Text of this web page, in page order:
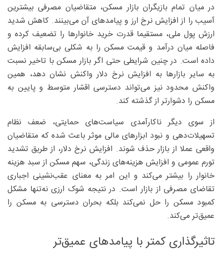
در میان تمام بازیگران بازار مسکن، متقاضیان مصرفی بیشترین
آسیب را از افزایش نرخ ارز و پیامدهای آن می‌بینند. کاهش شدید
ارزش پول ملی، مستقیما قدرت خرید خانوارها را تضعیف کرده و
فاصله میان درآمد و قیمت مسکن را به شکلی بی‌سابقه افزایش
داده است. در چنین شرایطی حتی اگر بازار مسکن با تاخیر نسبت
به سایر بازارها به افزایش نرخ دلار واکنش نشان دهد، همین
واکنش محدود نیز می‌تواند دسترسی اقشار متوسط و پایین به
مسکن را دشوارتر از گذشته کند.
از سوی دیگر ناکارآمدی سیاست‌های حمایتی، ضعف نظام
تسهیلات‌دهی و نبود ابزارهای مالی موثر باعث شده که متقاضیان
واقعی عملا از بازار حذف شوند. افزایش نرخ دلار، از طریق تشدید
تورم عمومی و افزایش هزینه‌های زندگی، سهم مسکن از سبد هزینه
خانوار را بیشتر می‌کند و این امر به معنای عقب‌نشینی اجباری
تقاضای مصرفی از بازار است. در نتیجه شوک ارزی نه‌تنها مشکل
کمبود مسکن را حل نمی‌کند بلکه بحران دسترسی به مسکن را
عمیق‌تر می‌کند.
تاثیرگذاری کمتر با پیامدهای عمیق‌تر